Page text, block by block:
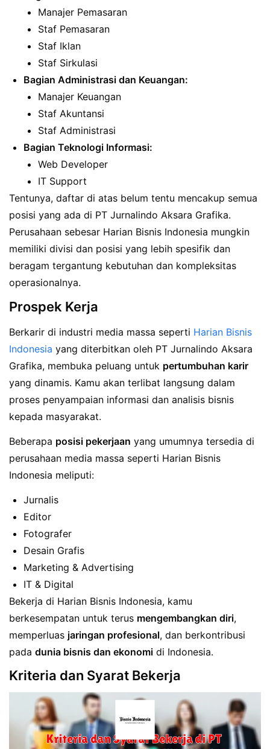
Manajer Pemasaran
Staf Pemasaran
Staf Iklan
Staf Sirkulasi
Bagian Administrasi dan Keuangan:
Manajer Keuangan
Staf Akuntansi
Staf Administrasi
Bagian Teknologi Informasi:
Web Developer
IT Support
Tentunya, daftar di atas belum tentu mencakup semua
posisi yang ada di PT Jurnalindo Aksara Grafika.
Perusahaan sebesar Harian Bisnis Indonesia mungkin
memiliki divisi dan posisi yang lebih spesifik dan
beragam tergantung kebutuhan dan kompleksitas
operasionalnya.
Prospek Kerja
Berkarir di industri media massa seperti Harian Bisnis
Indonesia yang diterbitkan oleh PT Jurnalindo Aksara
Grafika, membuka peluang untuk pertumbuhan karir
yang dinamis. Kamu akan terlibat langsung dalam
proses penyampaian informasi dan analisis bisnis
kepada masyarakat.
Beberapa posisi pekerjaan yang umumnya tersedia di
perusahaan media massa seperti Harian Bisnis
Indonesia meliputi:
Jurnalis
Editor
Fotografer
Desain Grafis
Marketing & Advertising
IT & Digital
Bekerja di Harian Bisnis Indonesia, kamu
berkesempatan untuk terus mengembangkan diri,
memperluas jaringan profesional, dan berkontribusi
pada dunia bisnis dan ekonomi di Indonesia.
Kriteria dan Syarat Bekerja